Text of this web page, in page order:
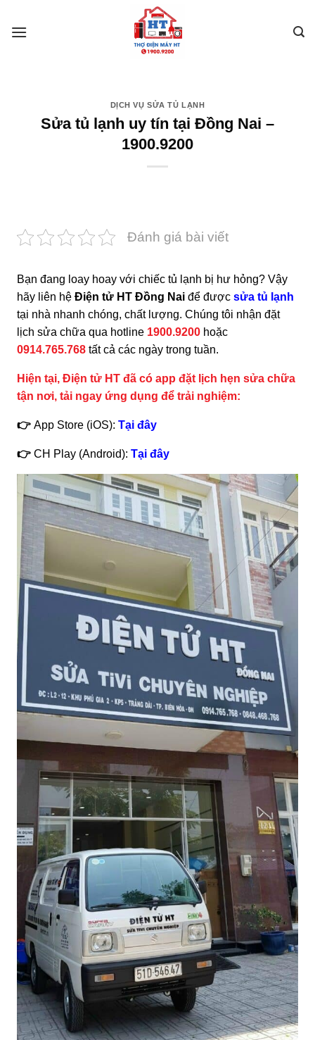
DỊCH VỤ SỬA TỦ LẠNH
Sửa tủ lạnh uy tín tại Đồng Nai –
1900.9200
Đánh giá bài viết
Bạn đang loay hoay với chiếc tủ lạnh bị hư hỏng? Vậy
hãy liên hệ Điện tử HT Đồng Nai để được sửa tủ lạnh
tại nhà nhanh chóng, chất lượng. Chúng tôi nhận đặt
lịch sửa chữa qua hotline 1900.9200 hoặc
0914.765.768 tất cả các ngày trong tuần.
Hiện tại, Điện tử HT đã có app đặt lịch hẹn sửa chữa
tận nơi, tải ngay ứng dụng để trải nghiệm:
👉 App Store (iOS): Tại đây
👉 CH Play (Android): Tại đây